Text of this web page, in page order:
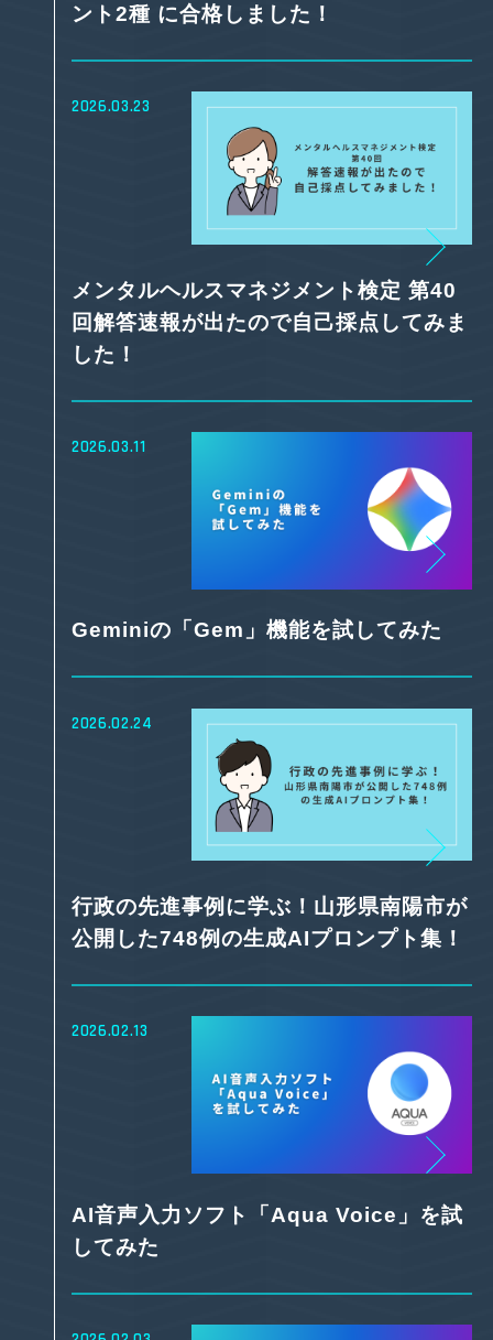
ント2種 に合格しました！
メンタルヘルスマネジメント検定 第40
回解答速報が出たので自己採点してみま
した！
2026.03.23
Geminiの「Gem」機能を試してみた
2026.03.11
行政の先進事例に学ぶ！山形県南陽市が
公開した748例の生成AIプロンプト集！
2026.02.24
AI音声入力ソフト「Aqua Voice」を試
してみた
2026.02.13